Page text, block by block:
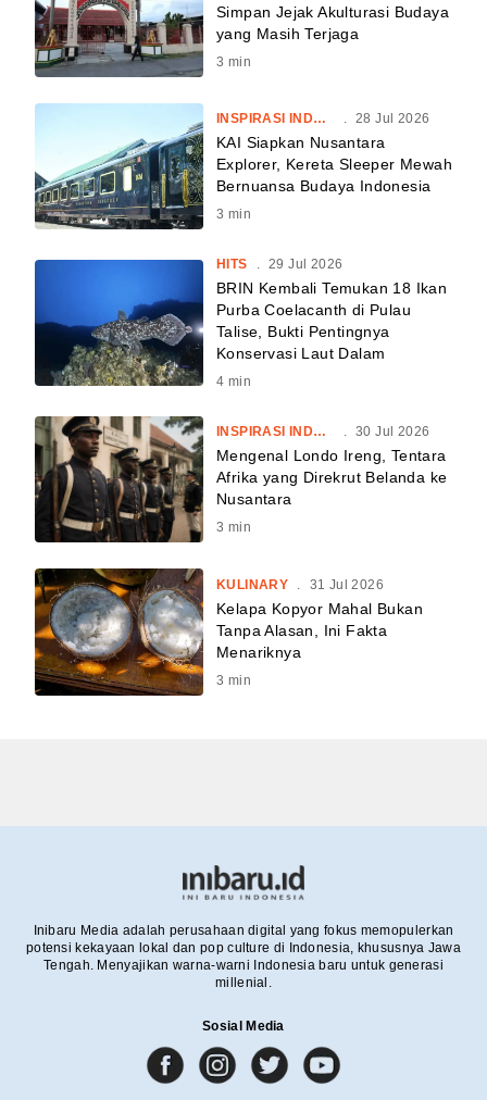
Simpan Jejak Akulturasi Budaya
yang Masih Terjaga
3 min
INSPIRASI INDONESIA . 28 Jul 2026
KAI Siapkan Nusantara
Explorer, Kereta Sleeper Mewah
Bernuansa Budaya Indonesia
3 min
HITS . 29 Jul 2026
BRIN Kembali Temukan 18 Ikan
Purba Coelacanth di Pulau
Talise, Bukti Pentingnya
Konservasi Laut Dalam
4 min
INSPIRASI INDONESIA . 30 Jul 2026
Mengenal Londo Ireng, Tentara
Afrika yang Direkrut Belanda ke
Nusantara
3 min
KULINARY 31 Jul 2026
Kelapa Kopyor Mahal Bukan
Tanpa Alasan, Ini Fakta
Menariknya
3 min
Inibaru Media adalah perusahaan digital yang fokus memopulerkan
potensi kekayaan lokal dan pop culture di Indonesia, khususnya Jawa
Tengah. Menyajikan warna-warni Indonesia baru untuk generasi
millenial.
Sosial Media